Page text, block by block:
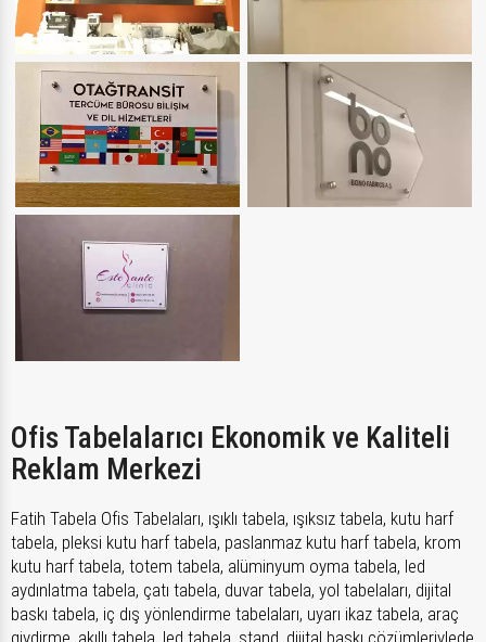
Ofis Tabelalarıcı Ekonomik ve Kaliteli
Reklam Merkezi
Fatih Tabela Ofis Tabelaları, ışıklı tabela, ışıksız tabela, kutu harf
tabela, pleksi kutu harf tabela, paslanmaz kutu harf tabela, krom
kutu harf tabela, totem tabela, alüminyum oyma tabela, led
aydınlatma tabela, çatı tabela, duvar tabela, yol tabelaları, dijital
baskı tabela, iç dış yönlendirme tabelaları, uyarı ikaz tabela, araç